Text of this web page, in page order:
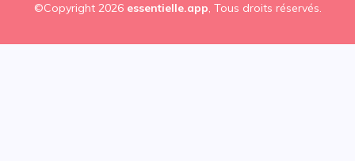
©Copyright 2026 essentielle.app, Tous droits réservés.